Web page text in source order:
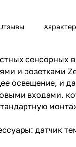
сенсорных
и розетками
освещение, и
входами,
датчик